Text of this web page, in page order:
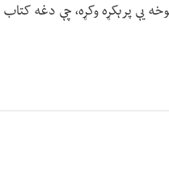
یې پرېکړه وکړه، چې دغه کتاب